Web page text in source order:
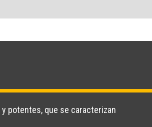
potentes, que se caracterizan